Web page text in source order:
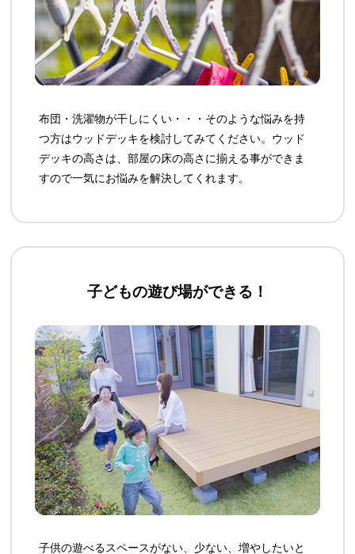
布団・洗濯物が干しにくい・・・そのような悩みを持
つ方はウッドデッキを検討してみてください。ウッド
デッキの高さは、部屋の床の高さに揃える事ができま
すので一気にお悩みを解決してくれます。
子どもの遊び場ができる！
子供の遊べるスペースがない、少ない、増やしたいと